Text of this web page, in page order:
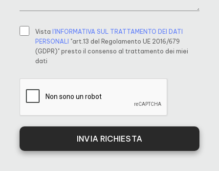
Vista l’INFORMATIVA SUL TRATTAMENTO DEI DATI
PERSONALI "art.13 del Regolamento UE 2016/679
(GDPR)" presto il consenso al trattamento dei miei
dati
INVIA RICHIESTA